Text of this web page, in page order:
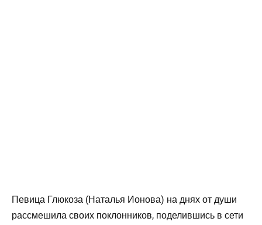
Певица Глюкоза (Наталья Ионова) на днях от души
рассмешила своих поклонников, поделившись в сети